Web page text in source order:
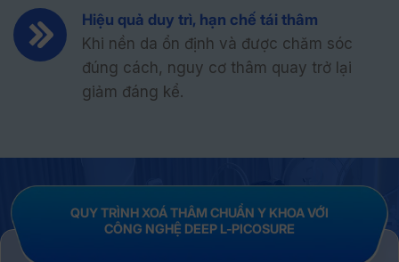
Hiệu quả duy trì, hạn chế tái thâm
Khi nền da ổn định và được chăm sóc
đúng cách, nguy cơ thâm quay trở lại
giảm đáng kể.
QUY TRÌNH XOÁ THÂM CHUẨN Y KHOA VỚI
CÔNG NGHỆ DEEP L-PICOSURE